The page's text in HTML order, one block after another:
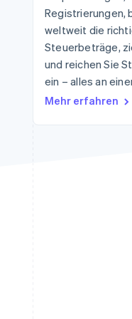
Registrierungen,
weltweit die
Steuerbeträge,
und reichen Sie
ein – alles an
Mehr erfahren